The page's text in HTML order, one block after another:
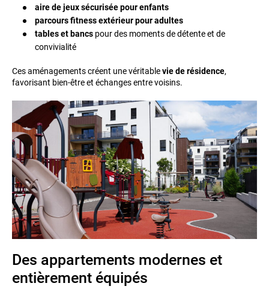
aire de jeux sécurisée pour enfants
parcours fitness extérieur pour adultes
tables et bancs pour des moments de détente et de
convivialité
Ces aménagements créent une véritablevie de résidence,
favorisant bien-être et échanges entre voisins.
Des appartements modernes et
entièrement équipés